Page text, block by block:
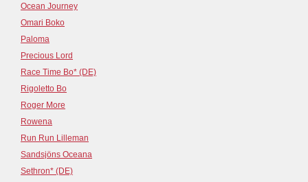
Ocean Journey
Omari Boko
Paloma
Precious Lord
Race Time Bo* (DE)
Rigoletto Bo
Roger More
Rowena
Run Run Lilleman
Sandsjöns Oceana
Sethron* (DE)